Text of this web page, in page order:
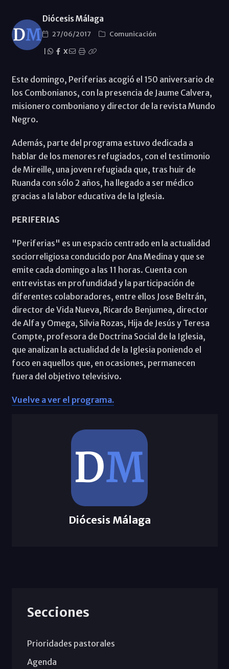
Diócesis Málaga
27/06/2017
Comunicación
X
Este domingo, Periferias acogió el 150 aniversario de
los Combonianos, con la presencia de Jaume Calvera,
misionero comboniano y director de la revista Mundo
Negro.
Además, parte del programa estuvo dedicada a
hablar de los menores refugiados, con el testimonio
de Mireille, una joven refugiada que, tras huir de
Ruanda con sólo 2 años, ha llegado a ser médico
gracias a la labor educativa de la Iglesia.
PERIFERIAS
"Periferias" es un espacio centrado en la actualidad
sociorreligiosa conducido por Ana Medina y que se
emite cada domingo a las 11 horas. Cuenta con
entrevistas en profundidad y la participación de
diferentes colaboradores, entre ellos Jose Beltrán,
director de Vida Nueva, Ricardo Benjumea, director
de Alfa y Omega, Silvia Rozas, Hija de Jesús y Teresa
Compte, profesora de Doctrina Social de la Iglesia,
que analizan la actualidad de la Iglesia poniendo el
foco en aquellos que, en ocasiones, permanecen
fuera del objetivo televisivo.
Vuelve a ver el programa.
Diócesis Málaga
Secciones
Prioridades pastorales
Agenda